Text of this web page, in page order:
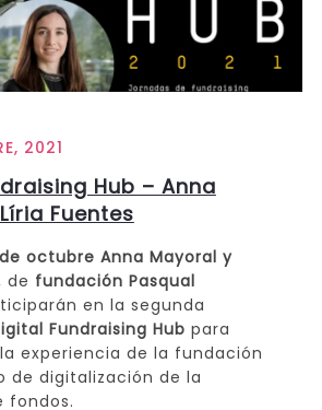
2021
Hub – Anna
Fuentes
octubre Anna Mayoral y
de fundación Pasqual
en la segunda
Fundraising Hub para
experiencia de la fundación
de digitalización de la
fondos.